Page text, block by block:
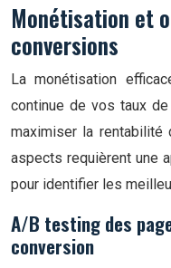
Monétisation et
conversions
La monétisation
continue de vos taux
maximiser la rentabilité
aspects requièrent une
pour identifier les
A/B testing des
conversion